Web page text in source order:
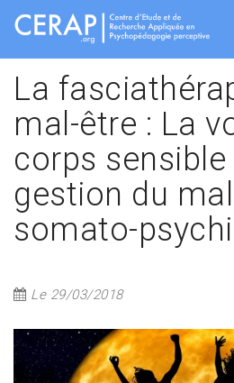
Aller
contenu
principal
La
mal-être : La
corps
gestion du
somato-
Le 29/03/2018